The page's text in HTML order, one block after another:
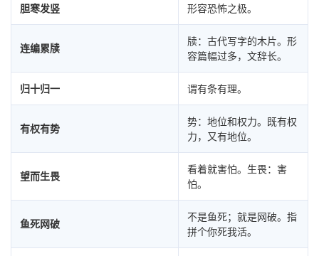
胆寒发竖 形容恐怖之极。
连编累牍
牍：古代写字的木片。形
容篇幅过多，文辞长。
归十归一 谓有条有理。
有权有势
势：地位和权力。既有权
力，又有地位。
望而生畏
看着就害怕。生畏：害
怕。
鱼死网破
不是鱼死；就是网破。指
拼个你死我活。